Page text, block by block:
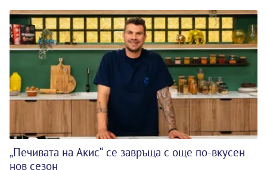
„Печивата на Акис“ се завръща с още по-вкусен
нов сезон